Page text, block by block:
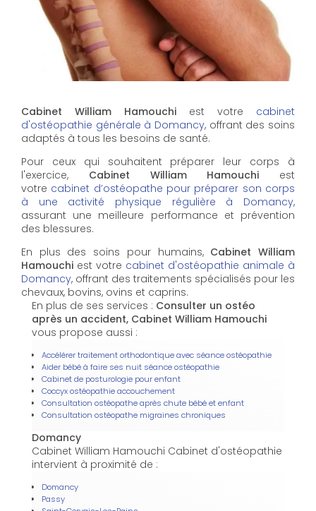
Cabinet William Hamouchi est votre cabinet
d'ostéopathie générale à Domancy, offrant des soins
adaptés à tous les besoins de santé.
Pour ceux qui souhaitent préparer leur corps à
l'exercice, Cabinet William Hamouchi est
votre cabinet d’ostéopathe pour préparer son corps
à une activité physique régulière à Domancy,
assurant une meilleure performance et prévention
des blessures.
En plus des soins pour humains, Cabinet William
Hamouchi est votre cabinet d'ostéopathie animale à
Domancy, offrant des traitements spécialisés pour les
chevaux, bovins, ovins et caprins.
En plus de ses services : Consulter un ostéo
après un accident, Cabinet William Hamouchi
vous propose aussi :
Accélérer traitement orthodontique avec séance ostéopathie
Aider bébé à faire ses nuit séance ostéopathie
Cabinet de posturologie pour enfant
Coccyx ostéopathie accouchement
Consultation ostéopathe après chute bébé et enfant
Consultation ostéopathe migraines chroniques
Domancy
Cabinet William Hamouchi Cabinet d'ostéopathie
intervient à proximité de :
Domancy
Passy